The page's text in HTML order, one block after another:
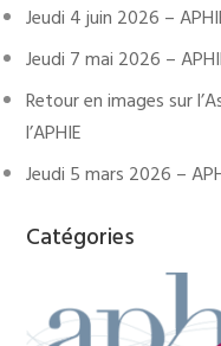
Jeudi 4 juin 2026 –
Jeudi 7 mai 2026 –
Retour en images sur
l’APHIE
Jeudi 5 mars 2026 –
Catégories